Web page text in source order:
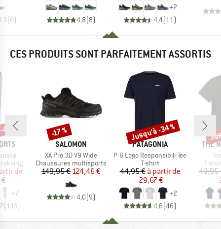
(6) 4,8(8)
+2
4,4( 11)
CES PRODUITS SONT PARFAITEMENT ASSORTIS
réduit
de
+7
(113)
%
MARQUE
SALOMON
Article
XA Pro 3D V9 Wide
Product group
Chaussures multisports
Prix
149,95 €Prix réduit
124,46 €
4,0(9)
Remise
-17 %
MARQUE
PATAGONIA
Article
P-6 Logo Responsibili-Tee
Product group
T-shirt
Prix
44,95 € Prix réduit
à partir de
29,67 €
+2
4,6(46)
Remise
Jusqu'à -34 %
THE
T-
49,95